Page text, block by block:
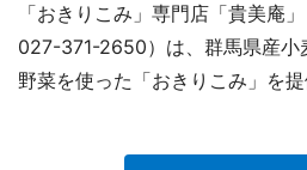
「おきりこみ」専門店「貴美庵
027-371-2650）は、群馬県産小
野菜を使った「おきりこみ」を提